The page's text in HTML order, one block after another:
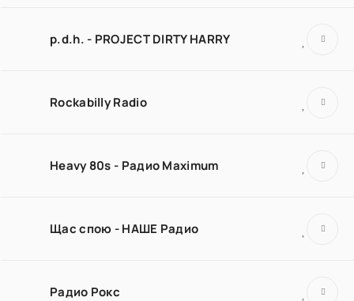
p.d.h. - PROJECT DIRTY HARRY
Rockabilly Radio
Heavy 80s - Радио Maximum
Щас спою - НАШЕ Радио
Радио Рокс